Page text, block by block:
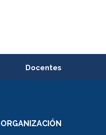
Docentes
Perfeccionamiento
ORGANIZACIÓN